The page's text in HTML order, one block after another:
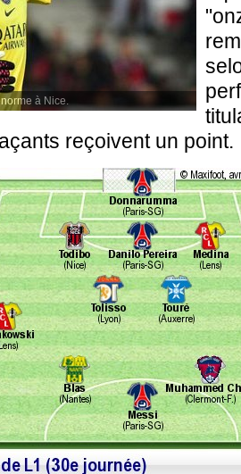
à Nice.
reçoivent un point.